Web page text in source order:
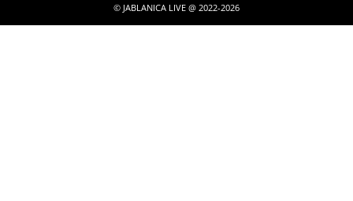
© JABLANICA LIVE @ 2022-2026